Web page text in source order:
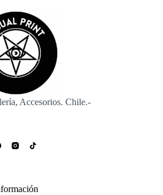
Accesorios. Chile.-